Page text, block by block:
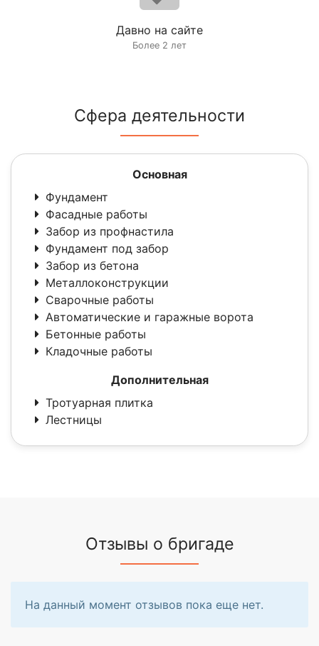
Давно на сайте
Более 2 лет
Сфера деятельности
Основная
Фундамент
Фасадные работы
Забор из профнастила
Фундамент под забор
Забор из бетона
Металлоконструкции
Сварочные работы
Автоматические и гаражные ворота
Бетонные работы
Кладочные работы
Дополнительная
Тротуарная плитка
Лестницы
Отзывы о бригаде
На данный момент отзывов пока еще нет.